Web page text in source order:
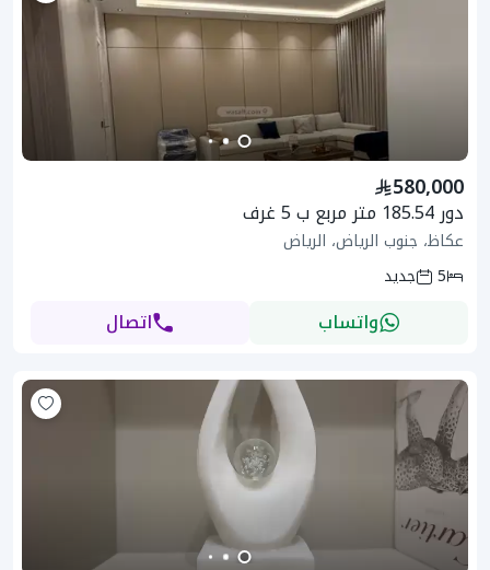
580,000
دور 185.54 متر مربع ب 5 غرف
عكاظ، جنوب الرياض، الرياض
5
جديد
واتساب اتصال